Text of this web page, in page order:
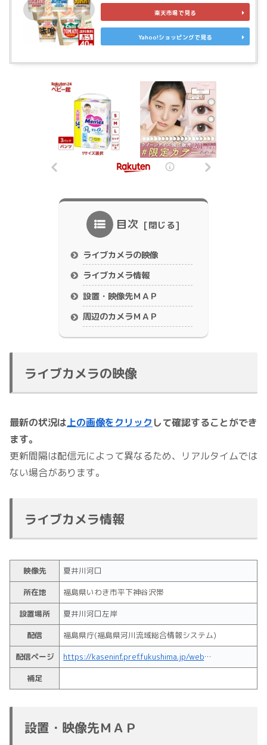
楽天市場で見る
Yahoo!ショッピングで見る
目次
ライブカメラの映像
ライブカメラ情報
設置・映像先ＭＡＰ
周辺のカメラＭＡＰ
ライブカメラの映像
最新の状況は上の画像をクリック して確認することができ
ます。
更新間隔は配信元によって異なるため、リアルタイムでは
ない場合があります。
ライブカメラ情報
映像先
夏井川河口
所在地
福島県いわき市平下神谷沢帯
設置場所
夏井川河口左岸
配信
福島県庁(福島県河川流域総合情報システム)
配信ページ
https://kaseninf.pref.fukushima.jp/web_pub/
補足
設置・映像先ＭＡＰ